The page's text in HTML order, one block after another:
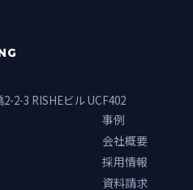
2-3 RISHEビル UCF402
事例
会社概要
採用情報
資料請求